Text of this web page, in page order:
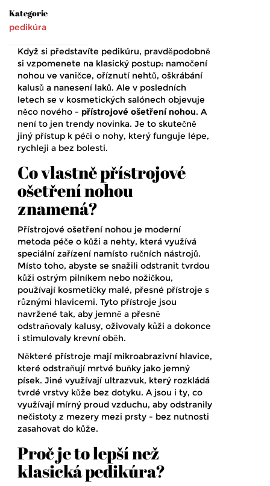
Kategorie
pedikúra
Když si představíte pedikúru, pravděpodobně
si vzpomenete na klasický postup: namočení
nohou ve vaničce, oříznutí nehtů, oškrábání
kalusů a nanesení laků. Ale v posledních
letech se v kosmetických salónech objevuje
něco nového - přístrojové ošetření nohou. A
není to jen trendy novinka. Je to skutečně
jiný přístup k péči o nohy, který funguje lépe,
rychleji a bez bolesti.
Co vlastně přístrojové
ošetření nohou
znamená?
Přístrojové ošetření nohou je moderní
metoda péče o kůži a nehty, která využívá
speciální zařízení namísto ručních nástrojů.
Místo toho, abyste se snažili odstranit tvrdou
kůži ostrým pilníkem nebo nožičkou,
používají kosmetičky malé, přesné přístroje s
různými hlavicemi. Tyto přístroje jsou
navržené tak, aby jemně a přesně
odstraňovaly kalusy, oživovaly kůži a dokonce
i stimulovaly krevní oběh.
Některé přístroje mají mikroabrazivní hlavice,
které odstraňují mrtvé buňky jako jemný
písek. Jiné využívají ultrazvuk, který rozkládá
tvrdé vrstvy kůže bez dotyku. A jsou i ty, co
využívají mírný proud vzduchu, aby odstranily
nečistoty z mezery mezi prsty - bez nutnosti
zasahovat do kůže.
Proč je to lepší než
klasická pedikúra?